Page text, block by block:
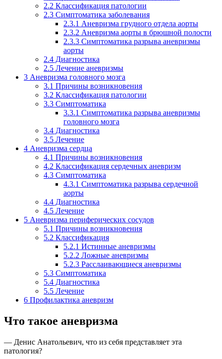
2.2 Классификация патологии
2.3 Симптоматика заболевания
2.3.1 Аневризма грудного отдела аорты
2.3.2 Аневризма аорты в брюшной полости
2.3.3 Симптоматика разрыва аневризмы
аорты
2.4 Диагностика
2.5 Лечение аневризмы
3 Аневризма головного мозга
3.1 Причины возникновения
3.2 Классификация патологии
3.3 Симптоматика
3.3.1 Симптоматика разрыва аневризмы
головного мозга
3.4 Диагностика
3.5 Лечение
4 Аневризма сердца
4.1 Причины возникновения
4.2 Классификация сердечных аневризм
4.3 Симптоматика
4.3.1 Симптоматика разрыва сердечной
аорты
4.4 Диагностика
4.5 Лечение
5 Аневризма периферических сосудов
5.1 Причины возникновения
5.2 Классификация
5.2.1 Истинные аневризмы
5.2.2 Ложные аневризмы
5.2.3 Расслаивающиеся аневризмы
5.3 Симптоматика
5.4 Диагностика
5.5 Лечение
6 Профилактика аневризм
Что такое аневризма
— Денис Анатольевич, что из себя представляет эта
патология?